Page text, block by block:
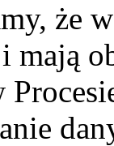
że
mają